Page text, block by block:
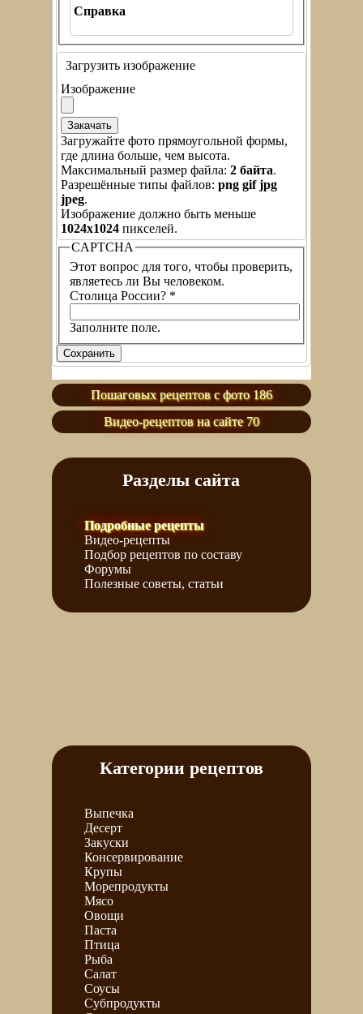
Справка
Загрузить изображение
Изображение
Загружайте фото прямоугольной формы,
где длина больше, чем высота.
Максимальный размер файла: 2 байта.
Разрешённые типы файлов: png gif jpg
jpeg.
Изображение должно быть меньше
1024x1024 пикселей.
CAPTCHA
Этот вопрос для того, чтобы проверить,
являетесь ли Вы человеком.
Столица России? *
Заполните поле.
Пошаговых рецептов с фото 186
Видео-рецептов на сайте 70
Разделы сайта
Подробные рецепты
Видео-рецепты
Подбор рецептов по составу
Форумы
Полезные советы, статьи
Категории рецептов
Выпечка
Десерт
Закуски
Консервирование
Крупы
Морепродукты
Мясо
Овощи
Паста
Птица
Рыба
Салат
Соусы
Субпродукты